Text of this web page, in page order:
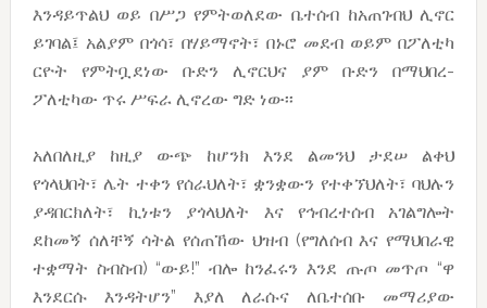
እንዳይጥልህ ወይ በሥጋ የምትወለደው ቤተሰብ ከአጠገብህ ሊኖር
ይገባል፤ አልያም በጎሳ፣ በሃይማኖት፣ በኑሮ መደብ ወይም በፖለቲካ
ርዮት የምትቧደነው ቡድን ሊኖርህና ያም ቡድን በማህበረ-
ፖለቲካው ጥሩ ሥፍራ ሊኖረው ግድ ነው፡፡
አለበለዚያ ከዚያ ውጭ ከሆንክ እንደ ልመንህ ታደሠ ልቀህ
የጎላህበት፣ ሌት ተቀን የሰራህለት፣ ቋንቋውን የተቀኘህለት፣ ባህሉን
ያዳበርክለት፣ ኪነቱን ያጎላህለት እና የኅብረተሰብ አገልግሎት
ደከመኝ ሰለቸኝ ሳትል የሰጠኸው ህዝብ (የግለሰብ እና የማህበራዊ
ተቋማት ስብስብ) “ውይ!” ብሎ ከንፈሩን እንደ ጡጦ መጥጦ “ዋ
እንደርሱ እንዳትሆን” እያለ ለራሱና ለቤተሰቡ መማሪያው